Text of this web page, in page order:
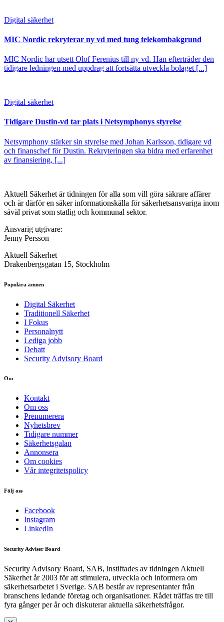
Digital säkerhet
MIC Nordic rekryterar ny vd med tung telekombakgrund
MIC Nordic har utsett Olof Ferenius till ny vd. Han efterträder den
tidigare ledningen med uppdrag att fortsätta utveckla bolaget [...]
Digital säkerhet
Tidigare Dustin-vd tar plats i Netsymphonys styrelse
Netsymphony stärker sin styrelse med Johan Karlsson, tidigare vd
och finanschef för Dustin. Rekryteringen ska bidra med erfarenhet
av finansiering, [...]
Aktuell Säkerhet är tidningen för alla som vill göra säkrare affärer
och är därför en säker informationskälla för säkerhets­ansvariga inom
såväl privat som statlig och kommunal sektor.
Ansvarig utgivare:
Jenny Persson
Aktuell Säkerhet
Drakenbergsgatan 15, Stockholm
Populära ämnen
Digital Säkerhet
Traditionell Säkerhet
I Fokus
Personalnytt
Lediga jobb
Debatt
Security Advisory Board
Om
Kontakt
Om oss
Prenumerera
Nyhetsbrev
Tidigare nummer
Säkerhetsgalan
Annonsera
Om cookies
Vår integritetspolicy
Följ oss
Facebook
Instagram
LinkedIn
Security Adviser Board
Security Advisory Board, SAB, instiftades av tidningen Aktuell
Säkerhet år 2003 för att stimulera, utveckla och informera om
säkerhetsarbetet i Sverige. SAB består av representanter från
branschens ledande företag och organisationer. Rådet träffas tre till
fyra gånger per år och diskuterar aktuella säkerhetsfrågor.